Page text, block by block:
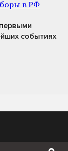
в РФ
событиях